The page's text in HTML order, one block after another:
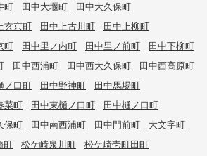
町 田中大堰町
田中大久保町
玄京町 田中上古川町
田中上柳町
町 田中里ノ内町 田中里ノ前町
田中下柳町
田中西浦町 田中西大久保町
田中西高原町
ノ口町 田中野神町
田中馬場町
菜町 田中東樋ノ口町
田中樋ノ口町
保町 田中南西浦町 田中門前町
大文字町
町 松ケ崎泉川町
松ケ崎壱町田町